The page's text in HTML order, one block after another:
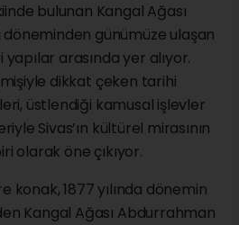
bulunan Kangal Ağası
döneminden günümüze ulaşan
arasında yer alıyor.
dikkat çeken tarihi
üstlendiği kamusal işlevler
Sivas’ın kültürel mirasının
olarak öne çıkıyor.
konak, 1877 yılında dönemin
Kangal Ağası Abdurrahman